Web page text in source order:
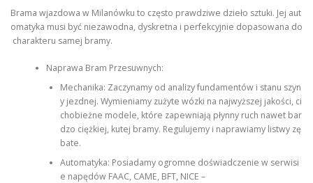
Brama wjazdowa w Milanówku to często prawdziwe dzieło sztuki. Jej aut
omatyka musi być niezawodna, dyskretna i perfekcyjnie dopasowana do
charakteru samej bramy.
Naprawa Bram Przesuwnych:
Mechanika: Zaczynamy od analizy fundamentów i stanu szyn
y jezdnej. Wymieniamy zużyte wózki na najwyższej jakości, ci
chobieżne modele, które zapewniają płynny ruch nawet bar
dzo ciężkiej, kutej bramy. Regulujemy i naprawiamy listwy zę
bate.
Automatyka: Posiadamy ogromne doświadczenie w serwisi
e napędów FAAC, CAME, BFT, NICE –